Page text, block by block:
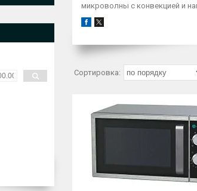
микроволны с конвекцией и